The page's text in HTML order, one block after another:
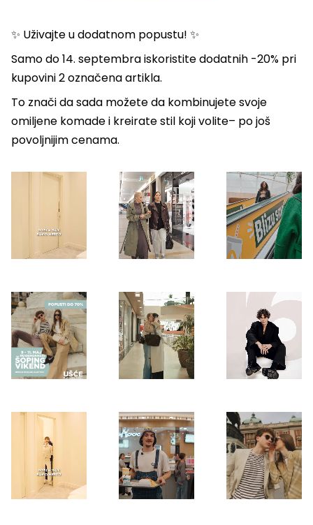
✨ Uživajte u dodatnom popustu! ✨
Samo do 14. septembra iskoristite dodatnih -20% pri
kupovini 2 označena artikla.
To znači da sada možete da kombinujete svoje
omiljene komade i kreirate stil koji volite– po još
povoljnijim cenama.